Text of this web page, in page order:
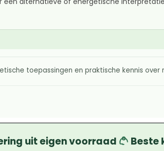
toepassingen en praktische kennis over
uit eigen voorraad Beste